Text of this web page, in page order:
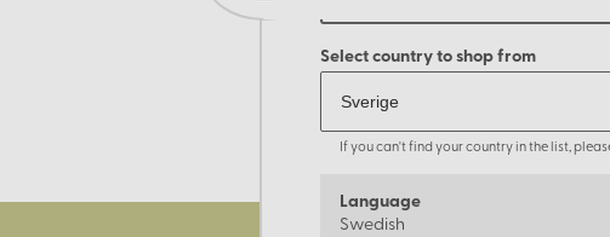
Select country to shop from
If you can't find your country in the list,
Language
Swedish